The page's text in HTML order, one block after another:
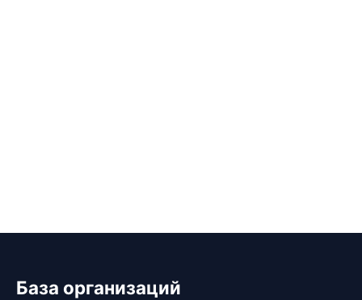
База организаций